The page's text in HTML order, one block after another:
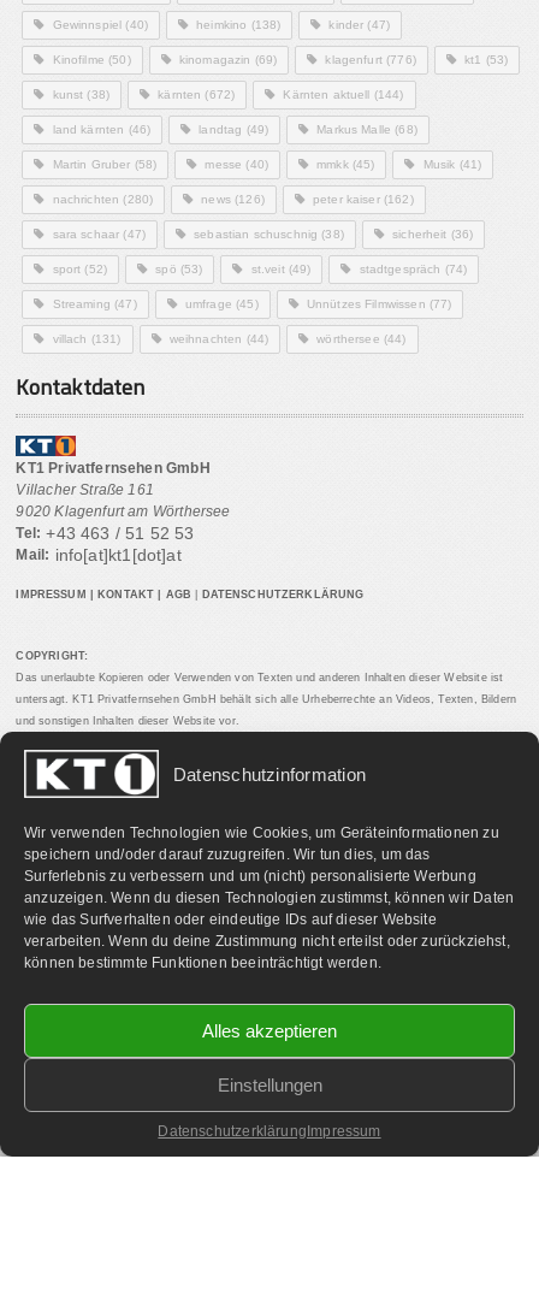
Datenschutzinformation
Wir verwenden Technologien wie Cookies, um Geräteinformationen zu
speichern und/oder darauf zuzugreifen. Wir tun dies, um das
Surferlebnis zu verbessern und um (nicht) personalisierte Werbung
anzuzeigen. Wenn du diesen Technologien zustimmst, können wir Daten
wie das Surfverhalten oder eindeutige IDs auf dieser Website
verarbeiten. Wenn du deine Zustimmung nicht erteilst oder zurückziehst,
können bestimmte Funktionen beeinträchtigt werden.
Alles akzeptieren
Einstellungen
Datenschutzerklärung Impressum
Gewinnspiel (40) heimkino (138) kinder (47)
Kinofilme (50) kinomagazin (69) klagenfurt(776) kt1 (53)
kunst (38) kärnten (672) Kärnten aktuell (144)
land kärnten (46) landtag (49) Markus Malle (68)
Martin Gruber (58) messe (40) mmkk(45) Musik (41)
nachrichten (280) news(126) peter kaiser(162)
sara schaar (47) sebastian schuschnig (38) sicherheit (36)
sport (52) spö (53) st.veit(49) stadtgespräch (74)
Streaming (47) umfrage (45) Unnützes Filmwissen (77)
villach (131) weihnachten (44) wörthersee (44)
Kontaktdaten
KT1 Privatfernsehen GmbH
Villacher Straße 161
9020 Klagenfurt am Wörthersee
Tel: +43 463 / 51 52 53
Mail: info[at]kt1[dot]at
IMPRESSUM KONTAKT AGB DATENSCHUTZERKLÄRUNG
COPYRIGHT:
Das unerlaubte Kopieren oder Verwenden von Texten und anderen Inhalten dieser Website ist
untersagt. KT1 Privatfernsehen GmbH behält sich alle Urheberrechte an Videos, Texten, Bildern
und sonstigen Inhalten dieser Website vor.
PARTNERLINKS:
2026 KT1 Privatfernsehen - Alle Rechte vorbehalten.
Homepage & Webbetreuung DF-Media.at